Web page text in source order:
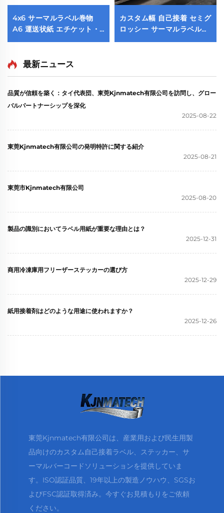
4x6 サーマルラベル巻物
A6 運送状紙 エチケット・
テルミカ・アデシーバ サー
100x150 サーマルプリンタ
カスタム幅 自己接着 セミグ
ロッシー サーマルラベル紙
ステッカー ロール状素材 上
最新ニュース
品質が信頼を築く：タイ代表団、東莞Kjnmatech有限公司を訪問し、グロー
バルパートナーシップを深化
2025-08-22
東莞Kjnmatech有限公司の発明特許に関する紹介
2025-08-21
東莞市Kjnmatech有限公司
2025-08-20
製品の識別においてラベル用紙が重要な理由とは？
2025-12-31
商用冷凍庫用フリーザーステッカーの選び方
2025-12-29
紙用接着剤はどのような用途に使われますか？
2025-12-26
東莞Kjnmatech有限公司は、産業用および民生用製
品向けのカスタム自己接着ラベル、ステッカー、サ
ーマルバーコードソリューションを提供していま
す。ISO認証品質、19年以上の製造ノウハウ、SGSお
よびFSC認証取得済み。今すぐお見積もりをご依頼
ください。